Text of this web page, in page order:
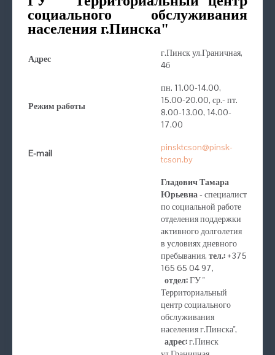
социального обслуживания
населения г.Пинска"
Адрес
г.Пинск ул.Граничная,
4б
Режим работы
пн. 11.00-14.00,
15.00-20.00, ср.- пт.
8.00-13.00, 14.00-
17.00
E-mail
pinsktcson@pinsk-
tcson.by
Гладович Тамара
Юрьевна- специалист
по социальной работе
отделения поддержки
активного долголетия
в условиях дневного
пребывания, тел.:+375
165 65 04 97,
отдел:ГУ "
Территориальный
центр социального
обслуживания
населения г.Пинска",
адрес:г.Пинск